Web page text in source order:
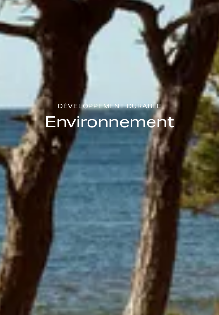
DÉVELOPPEMENT DURABLE
Environnement